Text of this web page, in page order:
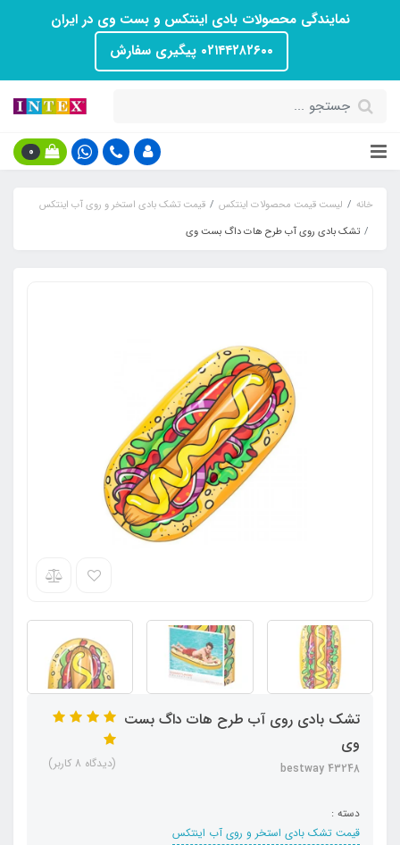
نمایندگی محصولات بادی اینتکس و بست وی در ایران
۰۲۱۴۴۲۸۲۶۰۰ پیگیری سفارش
0
خانه لیست قیمت محصولات اینتکس
قیمت تشک بادی استخر و روی آب اینتکس
تشک بادی روی آب طرح هات داگ بست وی
تشک بادی روی آب طرح هات داگ بست
وی
bestway 43248
دسته :
قیمت تشک بادی استخر و روی آب اینتکس
(دیدگاه 8 کاربر)